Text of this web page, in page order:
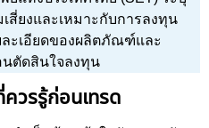
สี่ยงและเหมาะกับการลงทุน
ะเอียดของผลิตภัณฑ์และ
นตัดสินใจลงทุน
วรรู้ก่อนเทรด